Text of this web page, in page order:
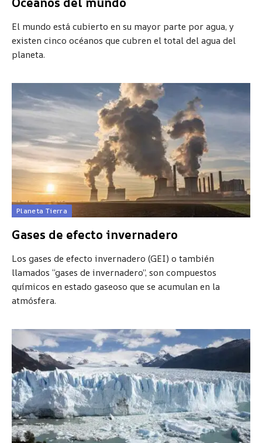
El mundo está cubierto en su mayor parte por agua, y
existen cinco océanos que cubren el total del agua del
planeta.
Planeta Tierra
Gases de efecto invernadero
Los gases de efecto invernadero (GEI) o también
llamados “gases de invernadero”, son compuestos
químicos en estado gaseoso que se acumulan en la
atmósfera.